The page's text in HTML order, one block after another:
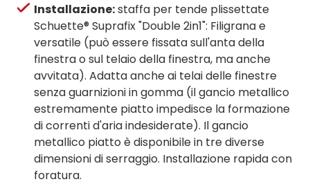
Installazione:staffa per tende plissettate
Schuette® Suprafix "Double 2in1": Filigrana e
versatile (può essere fissata sull'anta della
finestra o sul telaio della finestra, ma anche
avvitata). Adatta anche ai telai delle finestre
senza guarnizioni in gomma (il gancio metallico
estremamente piatto impedisce la formazione
di correnti d'aria indesiderate). Il gancio
metallico piatto è disponibile in tre diverse
dimensioni di serraggio. Installazione rapida con
foratura.